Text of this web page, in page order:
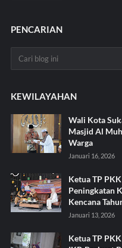
PENCARIAN
KEWILAYAHAN
Wali Kota
Masjid Al
Warga
Januari 16, 2026
Ketua TP
Peningkatan
Kencana
Januari 13, 2026
Ketua TP